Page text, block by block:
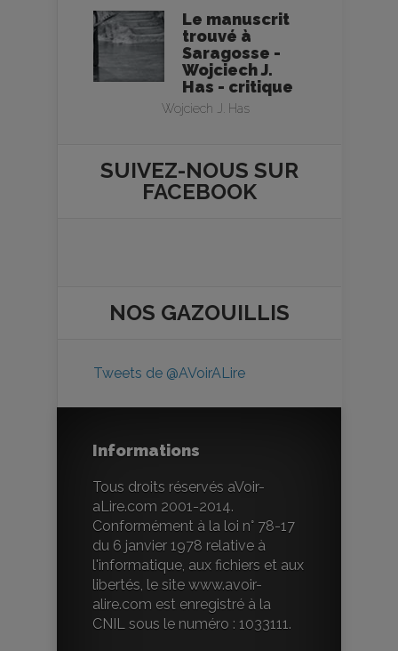
Le manuscrit
trouvé à
Saragosse -
Wojciech J.
Has - critique
Wojciech J. Has
SUIVEZ-NOUS SUR
FACEBOOK
NOS GAZOUILLIS
Tweets de @AVoirALire
Informations
Tous droits réservés aVoir-
aLire.com 2001-2014.
Conformément à la loi n° 78-17
du 6 janvier 1978 relative à
l'informatique, aux fichiers et aux
libertés, le site www.avoir-
alire.com est enregistré à la
CNIL sous le numéro : 1033111.